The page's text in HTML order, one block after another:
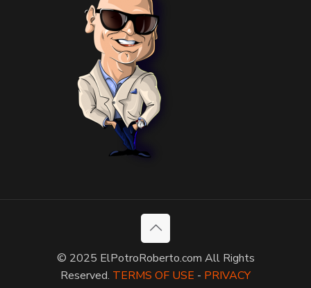
© 2025 ElPotroRoberto.com All Rights
Reserved. TERMS OF USE - PRIVACY